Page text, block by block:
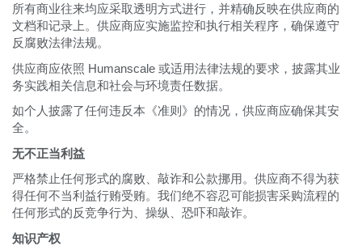
所有商业往来均应采取透明方式进行，并精确反映在供应商的
文档和记录上。供应商应实施监控和执行相关程序，确保遵守
反腐败法律法规。
供应商应依照 Humanscale 或适用法律法规的要求，披露其业
务实践相关信息和社会与环境责任数据。
如个人披露了任何违反本《准则》的情况，供应商应确保其安
全。
无不正当利益
严格禁止任何形式的腐败、敲诈和公款挪用。供应商不得为获
得任何不当利益行贿受贿。我们绝不容忍可能损害采购流程的
任何形式的反竞争行为、操纵、恐吓和敲诈。
知识产权